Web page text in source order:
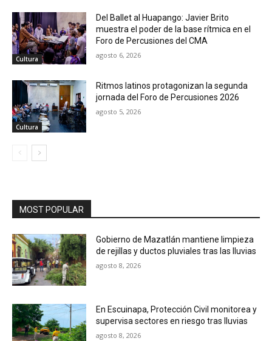
Cultura
Del Ballet al Huapango: Javier Brito
muestra el poder de la base rítmica en el
Foro de Percusiones del CMA
agosto 6, 2026
Cultura
Ritmos latinos protagonizan la segunda
jornada del Foro de Percusiones 2026
agosto 5, 2026
MOST POPULAR
Gobierno de Mazatlán mantiene limpieza
de rejillas y ductos pluviales tras las lluvias
agosto 8, 2026
En Escuinapa, Protección Civil monitorea y
supervisa sectores en riesgo tras lluvias
agosto 8, 2026